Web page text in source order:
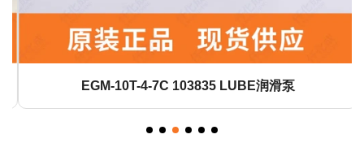
EGM-10T-4-7C 103835 LUBE润滑泵